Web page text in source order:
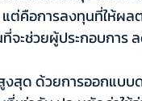
แต่คือการลงทุนที่ให้ผ
ะช่วยผู้ประกอบการ
สุด ด้วยการออกแบ